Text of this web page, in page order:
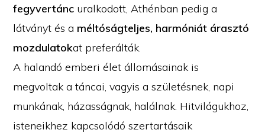
fegyvertánc uralkodott, Athénban pedig a
látványt és a méltóságteljes, harmóniát árasztó
mozdulatokat preferálták.
A halandó emberi élet állomásainak is
megvoltak a táncai, vagyis a születésnek, napi
munkának, házasságnak, halálnak. Hitvilágukhoz,
isteneikhez kapcsolódó szertartásaik